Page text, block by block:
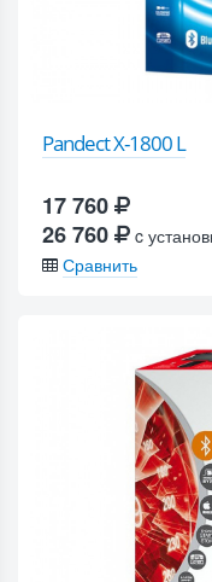
Pandect X-1800 L
17 760
26 760
c
Сравнить